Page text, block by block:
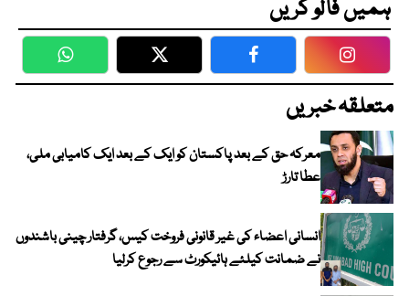
ہمیں فالو کریں
WhatsApp Twitter Facebook
متعلقہ خبریں
معرکہ حق کے بعد پاکستان کو ایک کے بعد ایک کامیابی ملی،
عطا تارڑ
انسانی اعضاء کی غیر قانونی فروخت کیس، گرفتار چینی باشندوں
نے ضمانت کیلئے ہائیکورٹ سے رجوع کرلیا